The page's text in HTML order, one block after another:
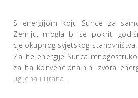
S energijom koju Sunce za
Zemlju, mogla bi se pokriti
cjelokupnog svjetskog stanovništva.
Zalihe energije Sunca
zaliha konvencionalnih izvora
ugljena i urana.